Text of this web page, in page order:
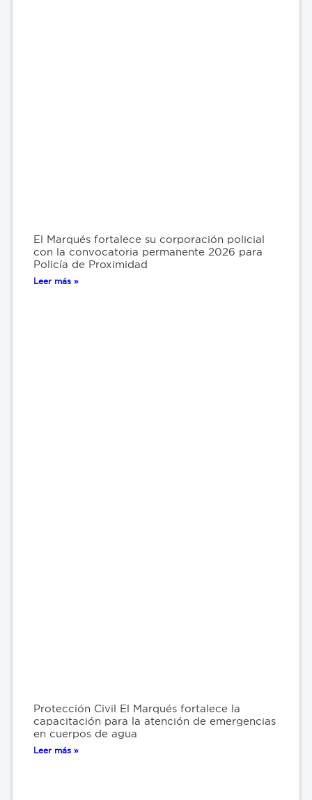
El Marqués fortalece su corporación policial
con la convocatoria permanente 2026 para
Policía de Proximidad
Leer más »
Protección Civil El Marqués fortalece la
capacitación para la atención de emergencias
en cuerpos de agua
Leer más »